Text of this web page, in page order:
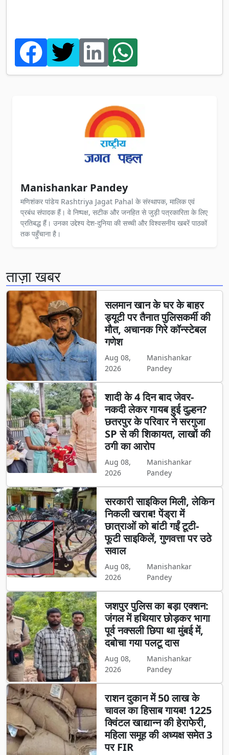
Manishankar Pandey
मणिशंकर पांडेय Rashtriya Jagat Pahal के संस्थापक, मालिक एवं
प्रबंध संपादक हैं। वे निष्पक्ष, सटीक और जनहित से जुड़ी पत्रकारिता के लिए
प्रतिबद्ध हैं। उनका उद्देश्य देश-दुनिया की सच्ची और विश्वसनीय खबरें पाठकों
तक पहुँचाना है।
ताज़ा खबर
सलमान खान के घर के बाहर
ड्यूटी पर तैनात पुलिसकर्मी की
मौत, अचानक गिरे कॉन्स्टेबल
गणेश
Aug 08,
2026
Manishankar
Pandey
शादी के 4 दिन बाद जेवर-
नकदी लेकर गायब हुई दुल्हन?
छतरपुर के परिवार ने सरगुजा
SP से की शिकायत, लाखों की
ठगी का आरोप
Aug 08,
2026
Manishankar
Pandey
सरकारी साइकिल मिली, लेकिन
निकली खराब! पेंड्रा में
छात्राओं को बांटी गईं टूटी-
फूटी साइकिलें, गुणवत्ता पर उठे
सवाल
Aug 08,
2026
Manishankar
Pandey
जशपुर पुलिस का बड़ा एक्शन:
जंगल में हथियार छोड़कर भागा
पूर्व नक्सली छिपा था मुंबई में,
दबोचा गया पलटू दास
Aug 08,
2026
Manishankar
Pandey
राशन दुकान में 50 लाख के
चावल का हिसाब गायब! 1225
क्विंटल खाद्यान्न की हेराफेरी,
महिला समूह की अध्यक्ष समेत 3
पर FIR